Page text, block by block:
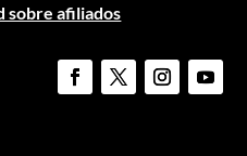
sobre afiliados